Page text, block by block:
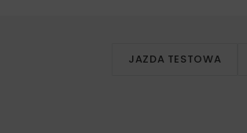
JAZDA TESTOWA